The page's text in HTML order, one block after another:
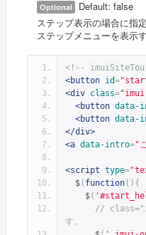
Optional
Default: false
ステップ表示の場合に指
ステップメニューを表示
<!-- imuiSiteTour
<button id=
<div class=
<button data-
<button data-
</div>
<a data-intro="
<script type=
  $
( function(){
    $
(
//
す。